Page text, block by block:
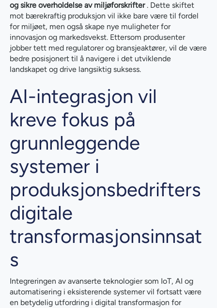
og sikre overholdelse av miljøforskrifter. Dette skiftet
mot bærekraftig produksjon vil ikke bare være til fordel
for miljøet, men også skape nye muligheter for
innovasjon og markedsvekst. Ettersom produsenter
jobber tett med regulatorer og bransjeaktører, vil de være
bedre posisjonert til å navigere i det utviklende
landskapet og drive langsiktig suksess.
AI-integrasjon vil
kreve fokus på
grunnleggende
systemer i
produksjonsbedrifters
digitale
transformasjonsinnsat
s
Integreringen av avanserte teknologier som IoT, AI og
automatisering i eksisterende systemer vil fortsatt være
en betydelig utfordring i digital transformasjon for